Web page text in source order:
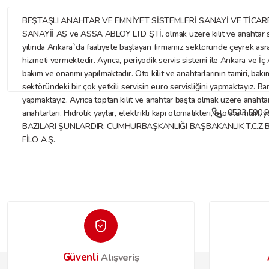
BEŞTAŞLI ANAHTAR VE EMNİYET SİSTEMLERİ SANAYİ VE
SANAYİİ AŞ ve ASSA ABLOY LTD ŞTİ. olmak üzere kilit ve
yılında Ankara`da faaliyete başlayan firmamız sektöründe çeyrek
hizmeti vermektedir. Ayrıca, periyodik servis sistemi ile Ankara ve
bakım ve onarımı yapılmaktadır. Oto kilit ve anahtarlarının tamiri,
sektöründeki bir çok yetkili servisin euro servisliğini yapmaktayız.
yapmaktayız. Ayrıca toptan kilit ve anahtar başta olmak üzere
anahtarları. Hidrolik yaylar, elektrikli kapı otomatikleri, oto
BAZILARI ŞUNLARDIR; CUMHURBAŞKANLIĞI BAŞBAKANLIK
FİLO A.Ş.
0533 590
GüvenliAlışveriş